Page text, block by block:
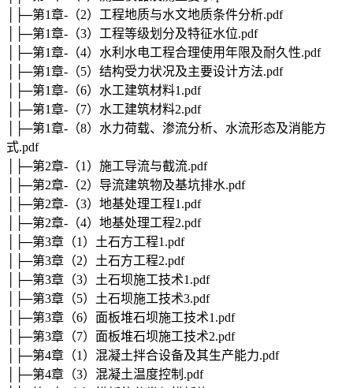
│├─第1章-（2）工程地质与水文地质条件分析.pdf
│├─第1章-（3）工程等级划分及特征水位.pdf
│├─第1章-（4）水利水电工程合理使用年限及耐久性.pdf
│├─第1章-（5）结构受力状况及主要设计方法.pdf
│├─第1章-（6）水工建筑材料1.pdf
│├─第1章-（7）水工建筑材料2.pdf
│├─第1章-（8）水力荷载、渗流分析、水流形态及消能方
式.pdf
│├─第2章-（1）施工导流与截流.pdf
│├─第2章-（2）导流建筑物及基坑排水.pdf
│├─第2章-（3）地基处理工程1.pdf
│├─第2章-（4）地基处理工程2.pdf
│├─第3章（1）土石方工程1.pdf
│├─第3章（2）土石方工程2.pdf
│├─第3章（3）土石坝施工技术1.pdf
│├─第3章（5）土石坝施工技术3.pdf
│├─第3章（6）面板堆石坝施工技术1.pdf
│├─第3章（7）面板堆石坝施工技术2.pdf
│├─第4章（1）混凝土拌合设备及其生产能力.pdf
│├─第4章（3）混凝土温度控制.pdf